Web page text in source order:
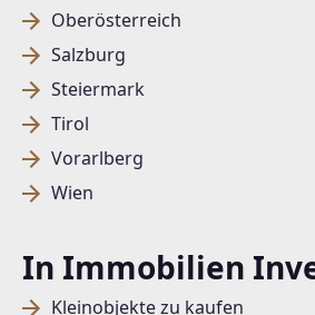
Oberösterreich
Salzburg
Steiermark
Tirol
Vorarlberg
Wien
In Immobilien
Kleinobjekte zu kaufen